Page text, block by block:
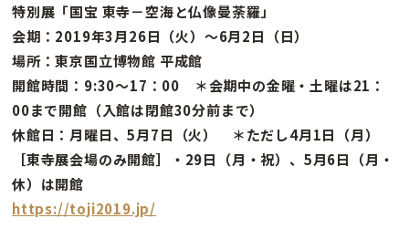
特別展「国宝 東寺－空海と仏像曼荼羅」
会期：2019年3月26日（火）～6月2日（日）
場所：東京国立博物館 平成館
開館時間：9:30〜17：00 ＊会期中の金曜・土曜は21：
00まで開館（入館は閉館30分前まで）
休館日：月曜日、5月7日（火） ＊ただし4月1日（月）
［東寺展会場のみ開館］・29日（月・祝）、5月6日（月・
休）は開館
https://toji2019.jp/